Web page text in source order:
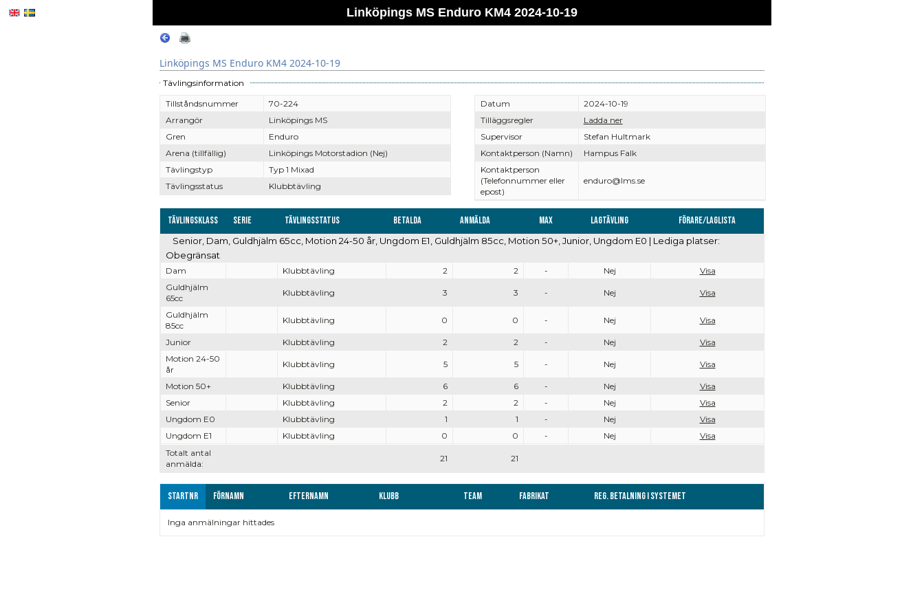
Linköpings MS Enduro KM4 2024-10-19
Linköpings MS Enduro KM4 2024-10-19
Tävlingsinformation
Tillståndsnummer
70-224
Arrangör
Linköpings MS
Gren
Enduro
Arena (tillfällig)
Linköpings Motorstadion (Nej)
Tävlingstyp
Typ 1 Mixad
Tävlingsstatus
Klubbtävling
Datum
2024-10-19
Tilläggsregler
Ladda ner
Supervisor
Stefan Hultmark
Kontaktperson (Namn)
Hampus Falk
Kontaktperson
(Telefonnummer eller
epost)
enduro@lms.se
Tävlingsklass Serie Tävlingsstatus Betalda Anmälda Max Lagtävling Förare/Laglista
Totalt antal
anmälda:
21 21
Senior, Dam, Guldhjälm 65cc, Motion 24-50 år, Ungdom E1, Guldhjälm 85cc, Motion 50+, Junior, Ungdom E0 | Lediga platser:
Obegränsat
Dam Klubbtävling 2 2 - Nej
Visa
Guldhjälm
65cc
Klubbtävling 3 3 - Nej Visa
Guldhjälm
85cc
Klubbtävling 0 0 - Nej Visa
Junior Klubbtävling 2 2 - Nej
Visa
Motion 24-50
år
Klubbtävling 5 5 - Nej Visa
Motion 50+ Klubbtävling 6 6 - Nej
Visa
Senior
Klubbtävling 2 2 - Nej
Visa
Ungdom E0
Klubbtävling 1 1 - Nej
Visa
Ungdom E1
Klubbtävling 0 0 - Nej Visa
Startnr Förnamn Efternamn Klubb Team Fabrikat Reg. Betalning i systemet
Inga anmälningar hittades